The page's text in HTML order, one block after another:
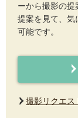
ーから撮影の提
提案を見て、気
可能です。
撮影リクエス